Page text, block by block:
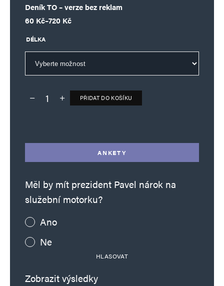
Deník TO – verze bez reklam
60 Kč–720 Kč
Rozpětí cen: 60 Kč až 720 Kč
DÉLKA
Deník TO – verze bez reklam množství
PŘIDAT DO KOŠÍKU
ANKETY
Měl by mít prezident Pavel nárok na
služební motorku?
Ano
Ne
HLASOVAT
Zobrazit výsledky